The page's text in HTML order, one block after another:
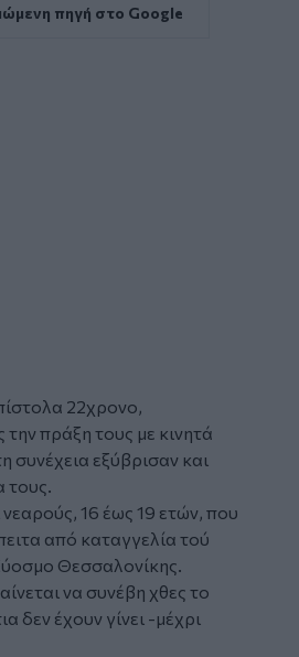
πηγή στο Google
22χρονο,
πράξη τους με κινητά
συνέχεια εξύβρισαν και
τους.
νεαρούς, 16 έως 19 ετών, που
από καταγγελία τού
Θεσσαλονίκης.
να συνέβη χθες το
δεν έχουν γίνει -μέχρι